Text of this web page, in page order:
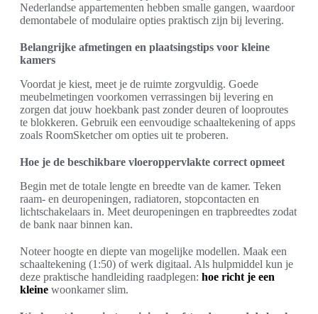
Nederlandse appartementen hebben smalle gangen, waardoor
demontabele of modulaire opties praktisch zijn bij levering.
Belangrijke afmetingen en plaatsingstips voor kleine
kamers
Voordat je kiest, meet je de ruimte zorgvuldig. Goede
meubelmetingen voorkomen verrassingen bij levering en
zorgen dat jouw hoekbank past zonder deuren of looproutes
te blokkeren. Gebruik een eenvoudige schaaltekening of apps
zoals RoomSketcher om opties uit te proberen.
Hoe je de beschikbare vloeroppervlakte correct opmeet
Begin met de totale lengte en breedte van de kamer. Teken
raam- en deuropeningen, radiatoren, stopcontacten en
lichtschakelaars in. Meet deuropeningen en trapbreedtes zodat
de bank naar binnen kan.
Noteer hoogte en diepte van mogelijke modellen. Maak een
schaaltekening (1:50) of werk digitaal. Als hulpmiddel kun je
deze praktische handleiding raadplegen: hoe richt je een
kleine woonkamer slim.